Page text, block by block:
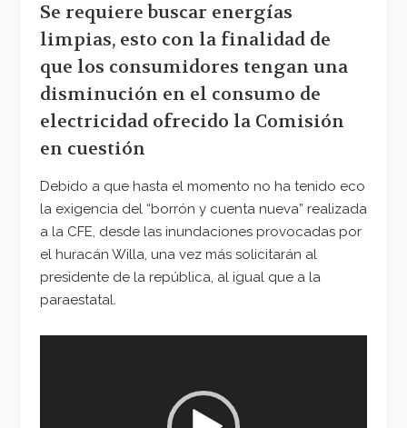
Se requiere buscar energías
limpias, esto con la finalidad de
que los consumidores tengan una
disminución en el consumo de
electricidad ofrecido la Comisión
en cuestión
Debido a que hasta el momento no ha tenido eco
la exigencia del “borrón y cuenta nueva” realizada
a la CFE, desde las inundaciones provocadas por
el huracán Willa, una vez más solicitarán al
presidente de la república, al igual que a la
paraestatal.